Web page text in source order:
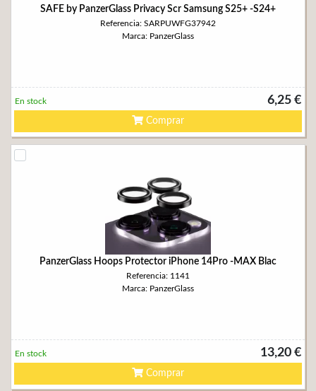
SAFE by PanzerGlass Privacy Scr Samsung S25+ -S24+
Referencia: SARPUWFG37942
Marca: PanzerGlass
6,25 €
En stock
Comprar
PanzerGlass Hoops Protector iPhone 14Pro -MAX Blac
Referencia: 1141
Marca: PanzerGlass
13,20 €
En stock
Comprar